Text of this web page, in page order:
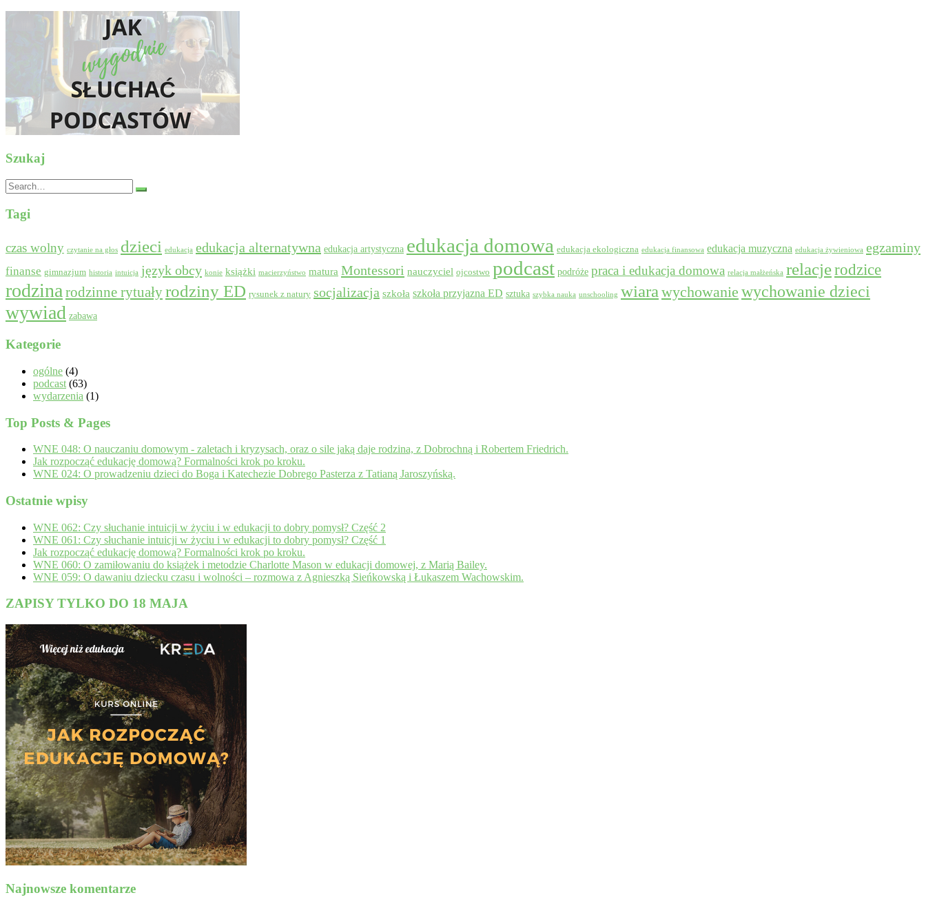
Szukaj
Search
for:
Tagi
czas wolny czytanie na głos dzieci edukacja edukacja alternatywna edukacja artystyczna edukacja domowa edukacja ekologiczna edukacja finansowa edukacja muzyczna edukacja żywieniowa egzaminy
finanse gimnazjum historia intuicja język obcy konie książki macierzyństwo matura Montessori nauczyciel ojcostwo podcast podróże praca i edukacja domowa relacja małżeńska relacjerodzice
rodzinarodzinne rytuałyrodziny ED rysunek z natury socjalizacja szkoła szkoła przyjazna ED sztuka szybka nauka unschooling wiara wychowanie wychowanie dzieci
wywiad zabawa
Kategorie
ogólne (4)
podcast (63)
wydarzenia (1)
Top Posts & Pages
WNE 048: O nauczaniu domowym - zaletach i kryzysach, oraz o sile jaką daje rodzina, z Dobrochną i Robertem Friedrich.
Jak rozpocząć edukację domową? Formalności krok po kroku.
WNE 024: O prowadzeniu dzieci do Boga i Katechezie Dobrego Pasterza z Tatianą Jaroszyńską.
Ostatnie wpisy
WNE 062: Czy słuchanie intuicji w życiu i w edukacji to dobry pomysł? Część 2
WNE 061: Czy słuchanie intuicji w życiu i w edukacji to dobry pomysł? Część 1
Jak rozpocząć edukację domową? Formalności krok po kroku.
WNE 060: O zamiłowaniu do książek i metodzie Charlotte Mason w edukacji domowej, z Marią Bailey.
WNE 059: O dawaniu dziecku czasu i wolności – rozmowa z Agnieszką Sieńkowską i Łukaszem Wachowskim.
ZAPISY TYLKO DO 18 MAJA
Najnowsze komentarze